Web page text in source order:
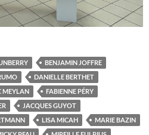
BENJAMIN JOFFRE
DANIELLE BERTHET
MEYLAN
FABIENNE PÉRY
JACQUES GUYOT
LISA MICAH
MARIE BAZIN